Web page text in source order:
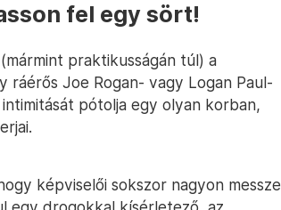
fel egy sört!
praktikusságán túl) a
Joe Rogan- vagy Logan Paul-
pótolja egy olyan korban,
képviselői sokszor nagyon messze